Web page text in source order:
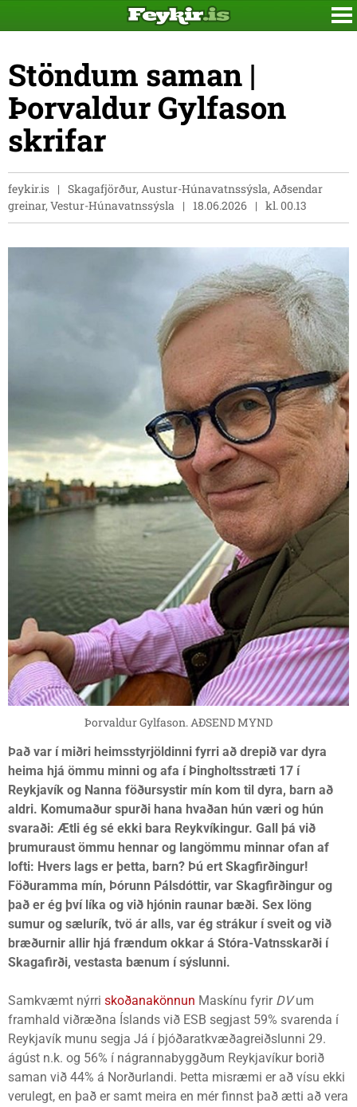
Stöndum saman |
Þorvaldur Gylfason
skrifar
feykir.is
Skagafjörður, Austur-Húnavatnssýsla, Aðsendar
greinar, Vestur-Húnavatnssýsla
18.06.2026 kl. 00.13
Þorvaldur Gylfason. AÐSEND MYND
Það var í miðri heimsstyrjöldinni fyrri að drepið var dyra
heima hjá ömmu minni og afa í Þingholtsstræti 17 í
Reykjavík og Nanna föðursystir mín kom til dyra, barn að
aldri. Komumaður spurði hana hvaðan hún væri og hún
svaraði: Ætli ég sé ekki bara Reykvíkingur. Gall þá við
þrumuraust ömmu hennar og langömmu minnar ofan af
lofti: Hvers lags er þetta, barn? Þú ert Skagfirðingur!
Föðuramma mín, Þórunn Pálsdóttir, var Skagfirðingur og
það er ég því líka og við hjónin raunar bæði. Sex löng
sumur og sælurík, tvö ár alls, var ég strákur í sveit og við
bræðurnir allir hjá frændum okkar á Stóra-Vatnsskarði í
Skagafirði, vestasta bænum í sýslunni.
Samkvæmt nýrri skoðanakönnun Maskínu fyrir DVum
framhald viðræðna Íslands við ESB segjast 59% svarenda í
Reykjavík munu segja Já í þjóðaratkvæðagreiðslunni 29.
ágúst n.k. og 56% í nágrannabyggðum Reykjavíkur borið
saman við 44% á Norðurlandi. Þetta misræmi er að vísu ekki
verulegt, en það er samt meira en mér finnst það ætti að vera